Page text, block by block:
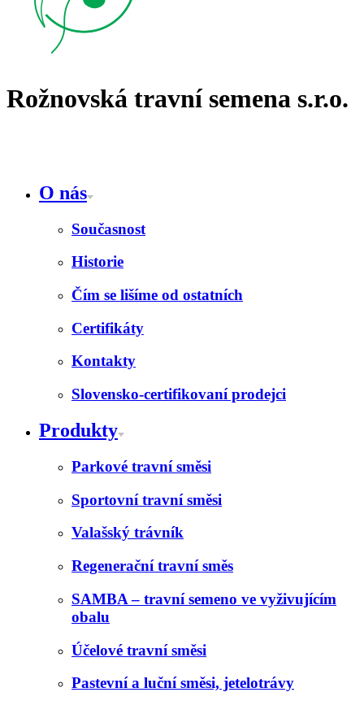
Rožnovská travní semena s.r.o.
O nás
Současnost
Historie
Čím se lišíme od ostatních
Certifikáty
Kontakty
Slovensko-certifikovaní prodejci
Produkty
Parkové travní směsi
Sportovní travní směsi
Valašský trávník
Regenerační travní směs
SAMBA – travní semeno ve vyživujícím
obalu
Účelové travní směsi
Pastevní a luční směsi, jetelotrávy